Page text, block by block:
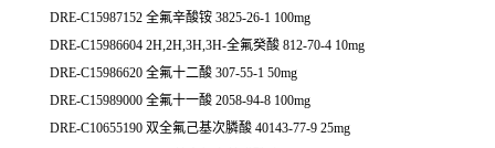
DRE-C15987152 全氟辛酸铵 3825-26-1 100mg
DRE-C15986604 2H,2H,3H,3H-全氟癸酸 812-70-4 10mg
DRE-C15986620 全氟十二酸 307-55-1 50mg
DRE-C15989000 全氟十一酸 2058-94-8 100mg
DRE-C10655190 双全氟己基次膦酸 40143-77-9 25mg